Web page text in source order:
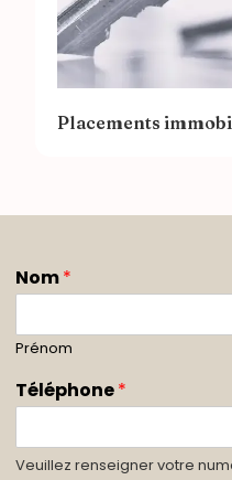
Placements
Nom*
Prénom
Téléphone*
Veuillez renseigner votre